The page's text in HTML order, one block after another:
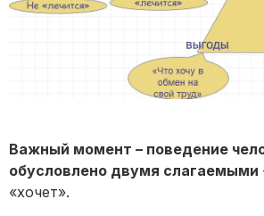
Важный момент – поведение
обусловлено двумя слагаемыми
«хочет».